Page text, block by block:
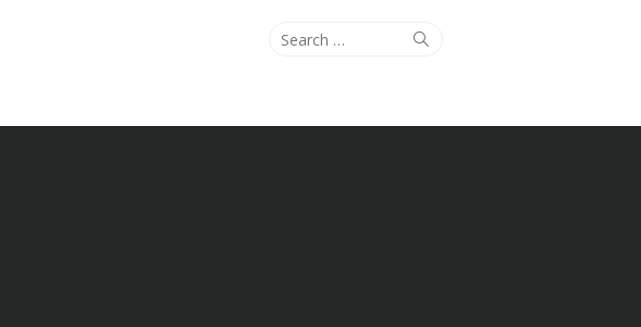
Search
Search